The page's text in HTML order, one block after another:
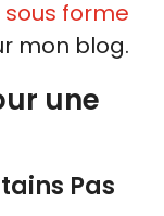
forme
mon blog.
une
Pas